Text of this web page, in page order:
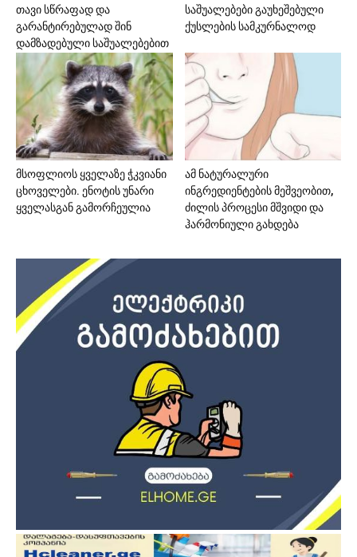
თავი სწრაფად და
გარანტირებულად შინ
დამზადებული საშუალებებით
საშუალებები გაუხეშებული
ქუსლების სამკურნალოდ
მსოფლიოს ყველაზე ჭკვიანი
ცხოველები. ენოტის უნარი
ყველასგან გამორჩეულია
ამ ნატურალური
ინგრედიენტების მეშვეობით,
ძილის პროცესი მშვიდი და
ჰარმონიული გახდება